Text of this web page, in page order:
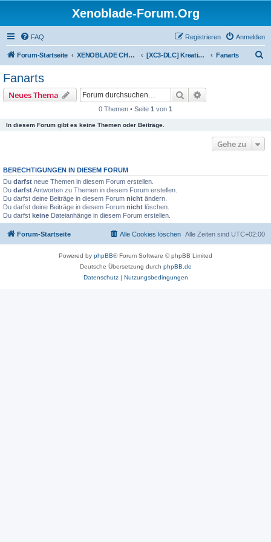
Xenoblade-Forum.Org
FAQ Anmelden
Registrieren
Forum-Startseite XENOBLADE CHRONICLES 3: DIE ERLÖSTE ZUKUNFT [XC3-DLC] Kreativitätskabinett Fanarts
Fanarts
Neues Thema Suche
0 Themen • Seite 1 von 1
In diesem Forum gibt es keine Themen oder Beiträge.
Gehe zu
BERECHTIGUNGEN IN DIESEM FORUM
Du darfst neue Themen in diesem Forum erstellen.
Du darfstAntworten zu Themen in diesem Forum erstellen.
Du darfst deine Beiträge in diesem Forum nicht ändern.
Du darfst deine Beiträge in diesem Forum nicht löschen.
Du darfst keine Dateianhänge in diesem Forum erstellen.
Forum-Startseite Alle Zeiten sind UTC+02:00
Alle Cookies löschen
Powered by phpBB® Forum Software © phpBB Limited
Deutsche Übersetzung durch phpBB.de
Datenschutz| Nutzungsbedingungen